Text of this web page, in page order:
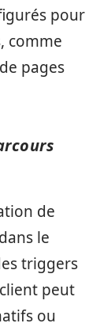
pour
comme
pages
de
le
triggers
peut
ou